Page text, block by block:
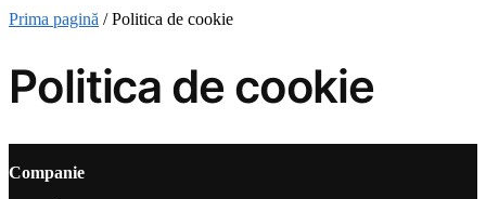
Prima pagină /Politica de cookie
Politica de cookie
Companie